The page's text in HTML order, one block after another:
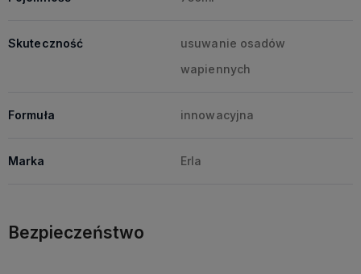
Skuteczność
usuwanie osadów
wapiennych
Formuła innowacyjna
Marka Erla
Bezpieczeństwo